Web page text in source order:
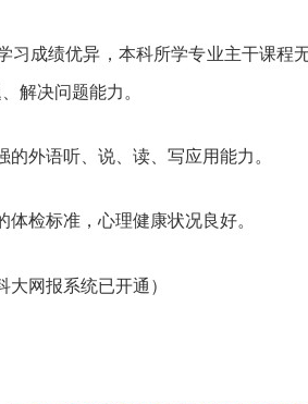
习成绩优异，本科所学专业主干课程
解决问题能力。
的外语听、说、读、写应用能力。
的体检标准，心理健康状况良好。
大网报系统已开通）